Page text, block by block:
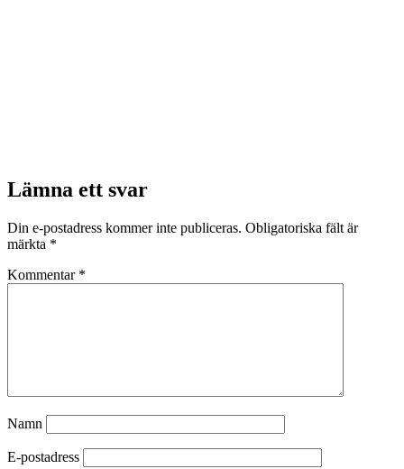
Lämna ett svar
Din e-postadress kommer inte publiceras. Obligatoriska fält är
märkta *
Kommentar *
Namn
E-postadress